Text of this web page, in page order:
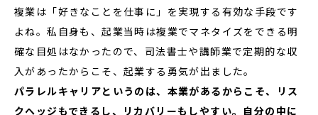
複業は「好きなことを仕事に」を実現する有効な手段です
よね。私自身も、起業当時は複業でマネタイズをできる明
確な目処はなかったので、司法書士や講師業で定期的な収
入があったからこそ、起業する勇気が出ました。
パラレルキャリアというのは、本業があるからこそ、リス
クヘッジもできるし、リカバリーもしやすい。自分の中に